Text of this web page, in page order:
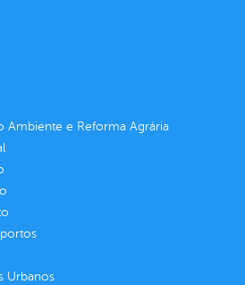
Ambiente e Reforma Agrária
Urbanos